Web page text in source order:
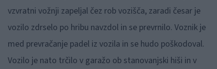
vzvratni vožnji zapeljal čez rob vozišča, zaradi česar je
vozilo zdrselo po hribu navzdol in se prevrnilo. Voznik je
med prevračanje padel iz vozila in se hudo poškodoval.
Vozilo je nato trčilo v garažo ob stanovanjski hiši in v